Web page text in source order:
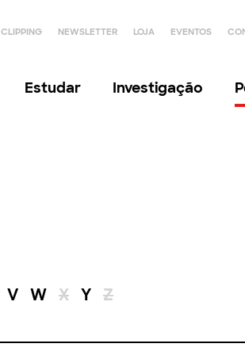
CLIPPING NEWSLETTER LOJA EVENTOS
Estudar Investigação
V W X Y Z